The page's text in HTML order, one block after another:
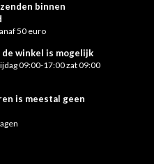
binnen
50 euro
winkel is mogelijk
09:00-17:00 zat 09:00
is meestal geen